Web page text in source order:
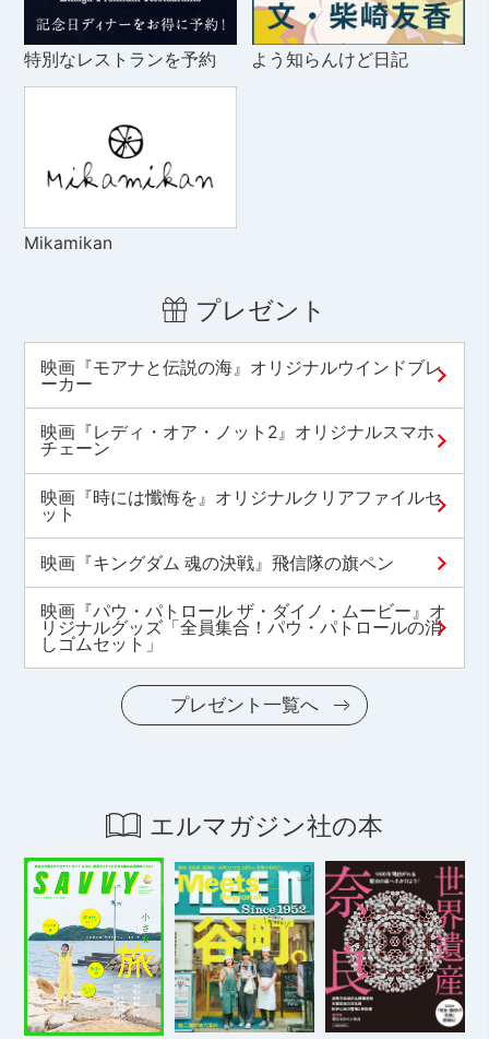
特別なレストランを予約 よう知らんけど日記
Mikamikan
プレゼント
映画『モアナと伝説の海』オリジナルウインドブレ
ーカー
映画『レディ・オア・ノット2』オリジナルスマホ
チェーン
映画『時には懺悔を』オリジナルクリアファイルセ
ット
映画『キングダム 魂の決戦』飛信隊の旗ペン
映画『パウ・パトロール ザ・ダイノ・ムービー』オ
リジナルグッズ「全員集合！パウ・パトロールの消
しゴムセット」
プレゼント一覧へ
エルマガジン社の本